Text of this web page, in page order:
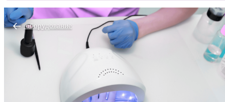
оборудование